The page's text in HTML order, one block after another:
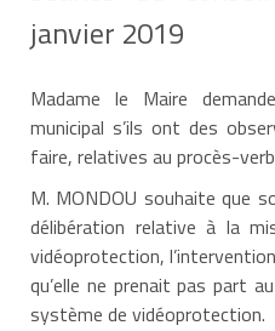
janvier 2019
Madame le Maire
municipal s’ils ont des
faire, relatives au procès-
M. MONDOU souhaite que
délibération relative à la
vidéoprotection,
qu’elle ne prenait pas part
système de vidéoprotection.